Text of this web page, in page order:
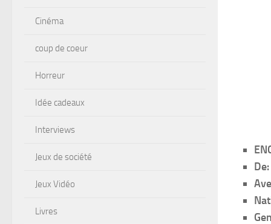
Cinéma
coup de coeur
Horreur
Idée cadeaux
Interviews
Jeux de société
Jeux Vidéo
Livres